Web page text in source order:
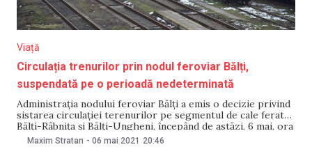
Viață
Circulația trenurilor prin nodul feroviar Bălți,
suspendată pe o perioadă nedeterminată
Administrația nodului feroviar Bălți a emis o decizie privind
sistarea circulației terenurilor pe segmentul de cale ferată
Bălți-Râbnița și Bălți-Ungheni, începând de astăzi, 6 mai, ora
20:30, transmite portalul esp.md. Președintele comitetului
Maxim Stratan - 06 mai 2021 20:46